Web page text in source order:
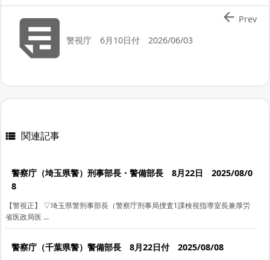
警視庁 6月10日付 2026/06/03
 Prev
 関連記事
警察庁（埼玉県警）刑事部長・警備部長 8月22日 2025/08/0
8
【警視正】 ▽埼玉県警刑事部長（警察庁刑事局捜査1課検視指導室長兼厚労
省医政局医 ...
警察庁（千葉県警）警備部長 8月22日付 2025/08/08